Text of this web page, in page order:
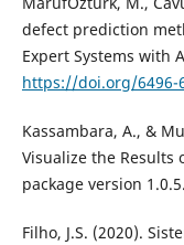
defect prediction
Expert Systems with
https://doi.org/6496-
Kassambara, A., &
Visualize the Results
package version 1.0.5.
Filho, J.S. (2020).